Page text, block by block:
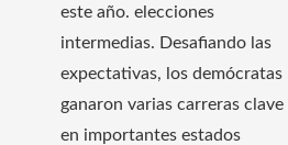
este año. elecciones
intermedias. Desafiando las
expectativas, los demócratas
ganaron varias carreras clave
en importantes estados